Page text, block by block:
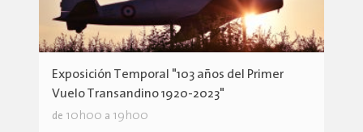
Exposición Temporal "103 años del Primer
Vuelo Transandino 1920-2023"
de 10h00 a 19h00